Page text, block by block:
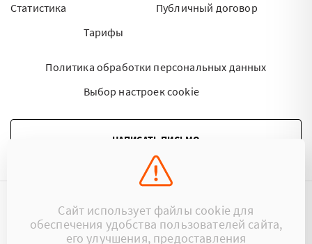
Статистика
Тарифы
Публичный договор
Политика обработки персональных данных
Выбор настроек cookie
НАПИСАТЬ ПИСЬМО
©2015 - 2026 Kartoteka.by Все права защищены.
Сайт использует файлы cookie для
обеспечения удобства пользователей сайта,
его улучшения, предоставления